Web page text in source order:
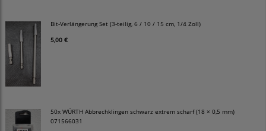
Bit-Verlängerung Set (3-teilig, 6 / 10 / 15 cm, 1/4 Zoll)
5,00 €
50x WÜRTH Abbrechklingen schwarz extrem scharf (18 × 0,5 mm)
071566031